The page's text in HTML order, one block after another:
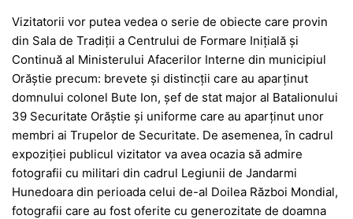
Vizitatorii vor putea vedea o serie de obiecte care provin
din Sala de Tradiții a Centrului de Formare Inițială și
Continuă al Ministerului Afacerilor Interne din municipiul
Orăștie precum: brevete și distincții care au aparținut
domnului colonel Bute Ion, șef de stat major al Batalionului
39 Securitate Orăștie și uniforme care au aparținut unor
membri ai Trupelor de Securitate. De asemenea, în cadrul
expoziției publicul vizitator va avea ocazia să admire
fotografii cu militari din cadrul Legiunii de Jandarmi
Hunedoara din perioada celui de-al Doilea Război Mondial,
fotografii care au fost oferite cu generozitate de doamna